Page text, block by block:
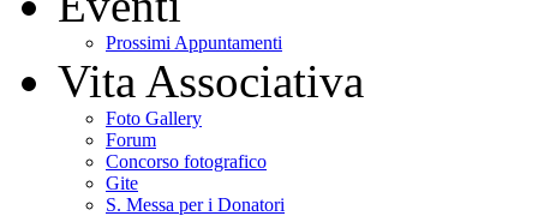
Prossimi Appuntamenti
Vita Associativa
Foto Gallery
Forum
Concorso fotografico
Gite
S. Messa per i Donatori